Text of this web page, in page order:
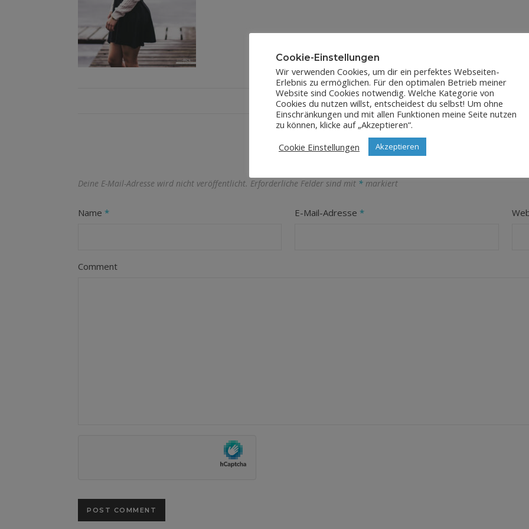
LEAVE A REPLY
Deine E-Mail-Adresse wird nicht veröffentlicht. Erforderliche Felder sind mit * markiert
Name * E-Mail-Adresse*
Comment
Cookie-Einstellungen
Wir verwenden Cookies, um dir ein perfektes Webseiten-
Erlebnis zu ermöglichen. Für den optimalen Betrieb meiner
Website sind Cookies notwendig. Welche Kategorie von
Cookies du nutzen willst, entscheidest du selbst! Um ohne
Einschränkungen und mit allen Funktionen meine Seite nutzen
zu können, klicke auf „Akzeptieren“.
Cookie Einstellungen
Akzeptieren